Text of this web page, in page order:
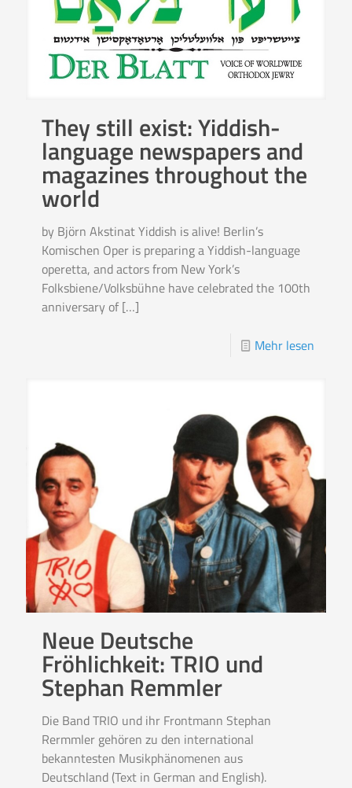
They still exist: Yiddish-
language newspapers and
magazines throughout the
world
by Björn Akstinat Yiddish is alive! Berlin’s
Komischen Oper is preparing a Yiddish-language
operetta, and actors from New York’s
Folksbiene/Volksbühne have celebrated the 100th
anniversary of […]
Mehr lesen
Neue Deutsche
Fröhlichkeit: TRIO und
Stephan Remmler
Die Band TRIO und ihr Frontmann Stephan
Rermmler gehören zu den international
bekanntesten Musikphänomenen aus
Deutschland (Text in German and English).